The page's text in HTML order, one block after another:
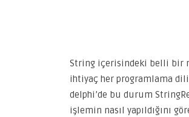
String içerisindeki belli bir
ihtiyaç her programlama
delphi’de bu durum
işlemin nasıl yapıldığını